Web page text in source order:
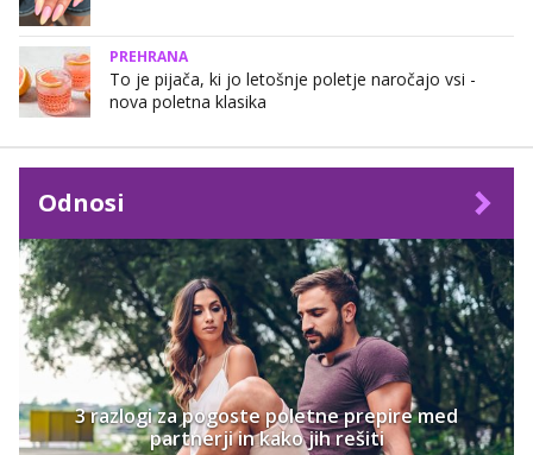
PREHRANA
To je pijača, ki jo letošnje poletje naročajo vsi -
nova poletna klasika
Odnosi
3 razlogi za pogoste poletne prepire med
partnerji in kako jih rešiti